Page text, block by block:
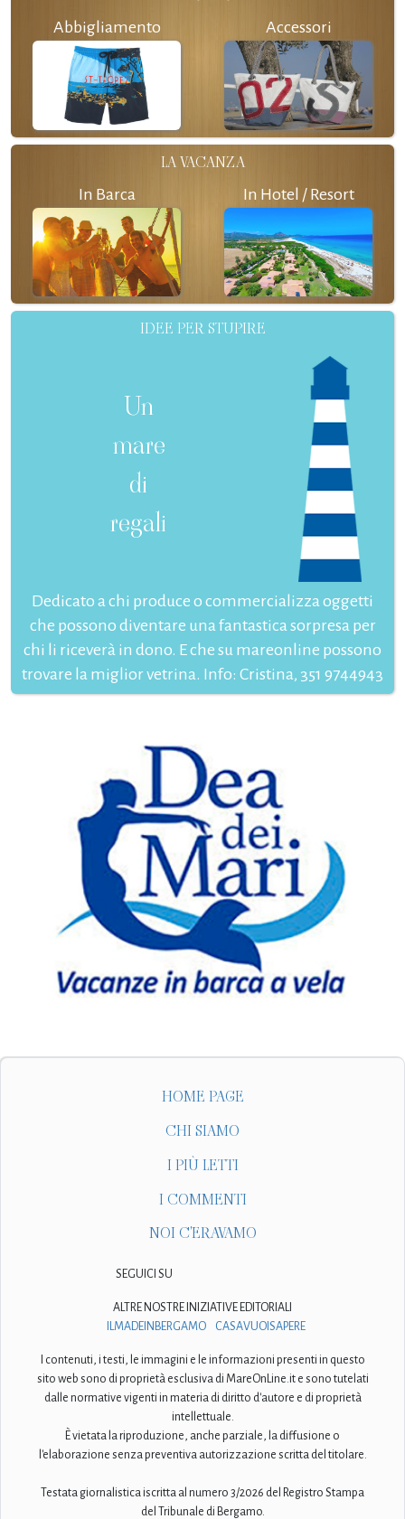
Abbigliamento Accessori
LA VACANZA
In Barca In Hotel / Resort
IDEE PER STUPIRE
Un
mare
di
regali
Dedicato a chi produce o commercializza oggetti
che possono diventare una fantastica sorpresa per
chi li riceverà in dono. E che su mareonline possono
trovare la miglior vetrina. Info: Cristina, 351 9744943
HOME PAGE
CHI SIAMO
I PIÙ LETTI
I COMMENTI
NOI C'ERAVAMO
SEGUICI SU
ALTRE NOSTRE INIZIATIVE EDITORIALI
ILMADEINBERGAMO
CASAVUOISAPERE
I contenuti, i testi, le immagini e le informazioni presenti in questo
sito web sono di proprietà esclusiva di MareOnLine.it e sono tutelati
dalle normative vigenti in materia di diritto d'autore e di proprietà
intellettuale.
È vietata la riproduzione, anche parziale, la diffusione o
l'elaborazione senza preventiva autorizzazione scritta del titolare.
Testata giornalistica iscritta al numero 3/2026 del Registro Stampa
del Tribunale di Bergamo.